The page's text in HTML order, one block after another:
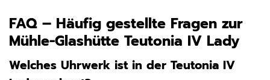
FAQ – Häufig gestellte Fragen zur
Mühle-Glashütte Teutonia IV Lady
Welches Uhrwerk ist in der Teutonia IV